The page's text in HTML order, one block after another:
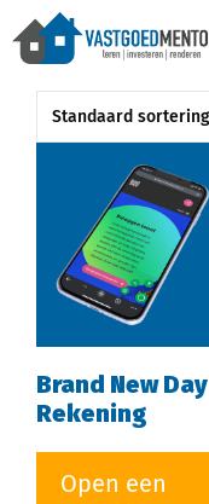
Brand New Day
Rekening
Open een